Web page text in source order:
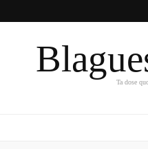
Ta dose